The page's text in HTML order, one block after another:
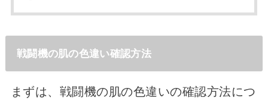
戦闘機の肌の色違い確認方法
まずは、戦闘機の肌の色違いの確認方法につ